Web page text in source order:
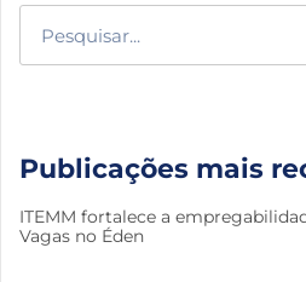
Publicações mais
ITEMM fortalece a
Vagas no Éden